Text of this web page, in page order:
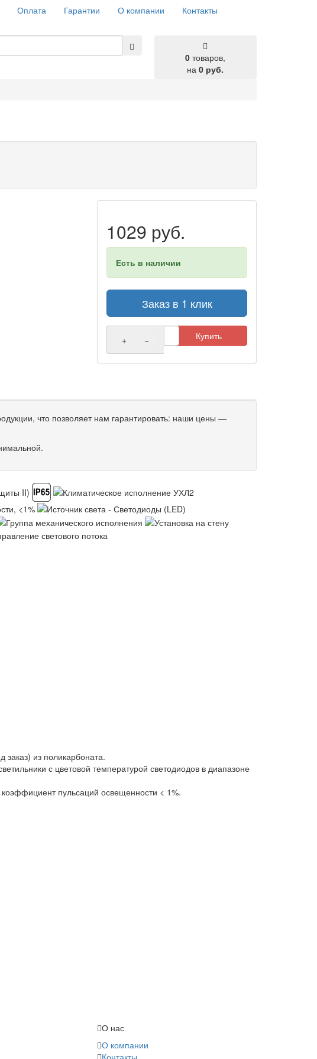
Оплата Гарантии О компании Контакты
0 товаров,
на0 руб.
1029 руб.
Есть в наличии
Заказ в 1 клик
+ − Купить
что позволяет нам гарантировать: наши цены —
из поликарбоната.
с цветовой температурой светодиодов в диапазоне
пульсаций освещенности < 1%.
О нас
О компании